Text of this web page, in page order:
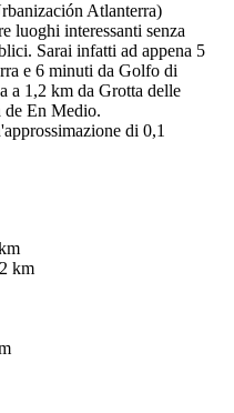
Atlanterra)
luoghi interessanti senza
Sarai infatti ad appena 5
e 6 minuti da Golfo di
a 1,2 km da Grotta delle
de En Medio.
di 0,1
km